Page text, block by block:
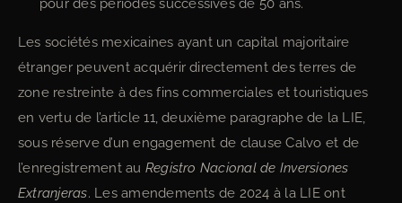
pour des périodes successives de 50 ans.
Les sociétés mexicaines ayant un capital majoritaire
étranger peuvent acquérir directement des terres de
zone restreinte à des fins commerciales et touristiques
en vertu de l’article 11, deuxième paragraphe de la LIE,
sous réserve d’un engagement de clause Calvo et de
l’enregistrement au Registro Nacional de Inversiones
Extranjeras. Les amendements de 2024 à la LIE ont